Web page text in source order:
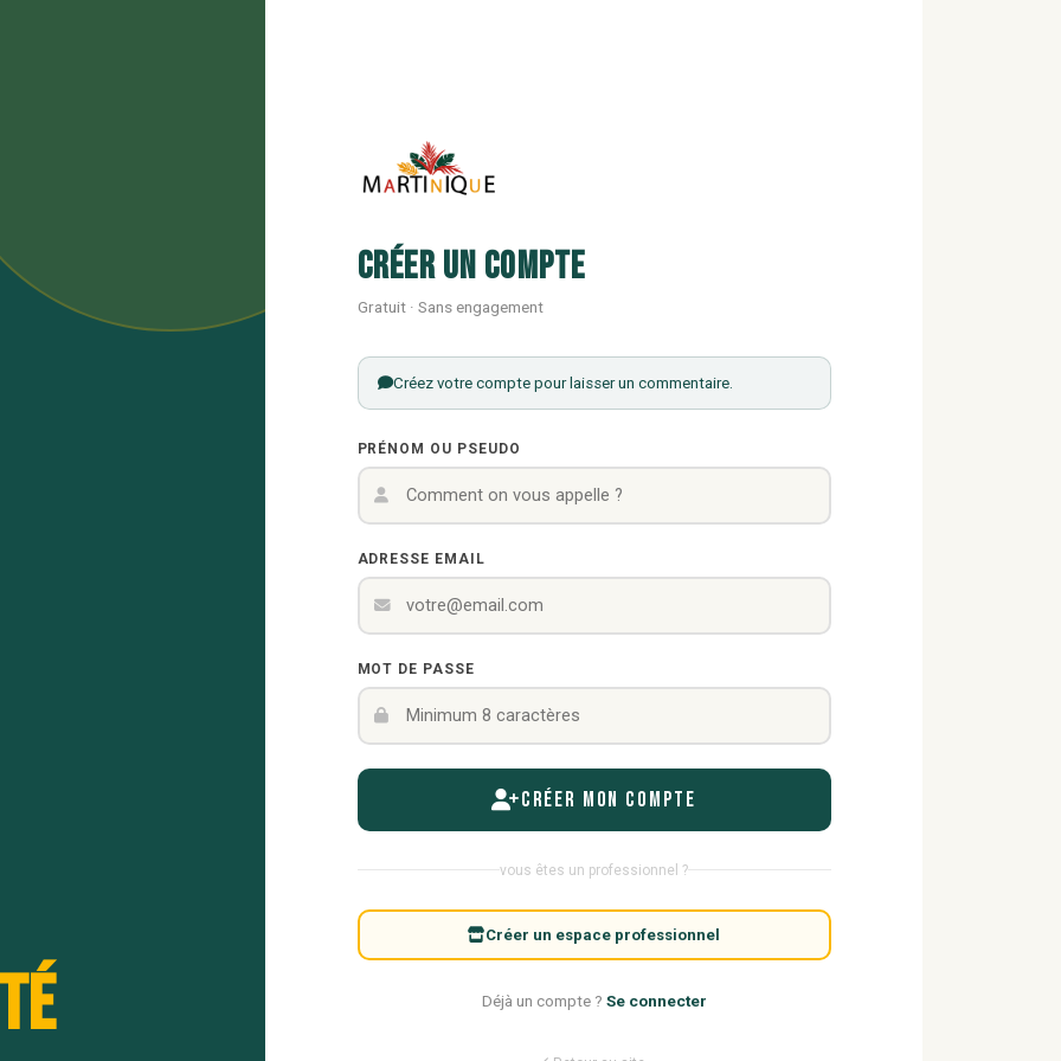
Créer un compte
Gratuit · Sans engagement
Créez votre compte pour laisser un commentaire.
PRÉNOM OU PSEUDO
ADRESSE EMAIL
MOT DE PASSE
Créer mon compte
vous êtes un professionnel ?
Créer un espace professionnel
Déjà un compte ? Se connecter